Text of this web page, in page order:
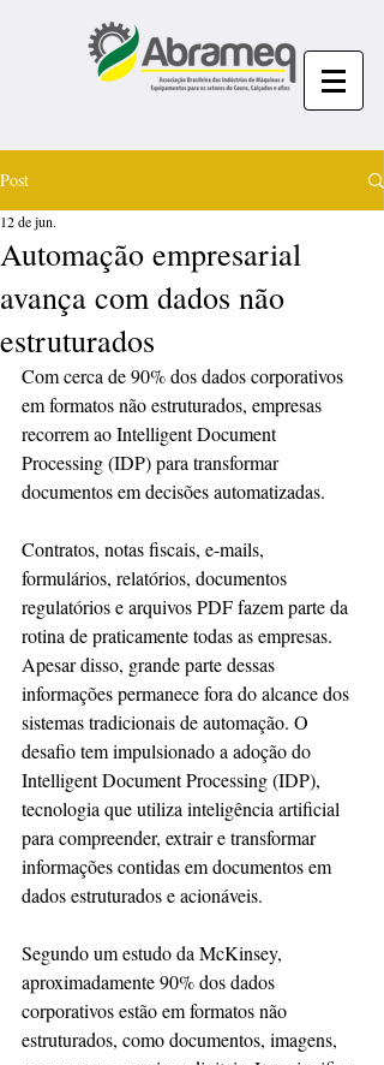
Post
Automação empresarial
avança com dados não
estruturados
12 de jun.
Com cerca de 90% dos dados corporativos
em formatos não estruturados, empresas
recorrem ao Intelligent Document
Processing (IDP) para transformar
documentos em decisões automatizadas.
Contratos, notas fiscais, e-mails,
formulários, relatórios, documentos
regulatórios e arquivos PDF fazem parte da
rotina de praticamente todas as empresas.
Apesar disso, grande parte dessas
informações permanece fora do alcance dos
sistemas tradicionais de automação. O
desafio tem impulsionado a adoção do
Intelligent Document Processing (IDP),
tecnologia que utiliza inteligência artificial
para compreender, extrair e transformar
informações contidas em documentos em
dados estruturados e acionáveis.
Segundo um estudo da McKinsey,
aproximadamente 90% dos dados
corporativos estão em formatos não
estruturados, como documentos, imagens,